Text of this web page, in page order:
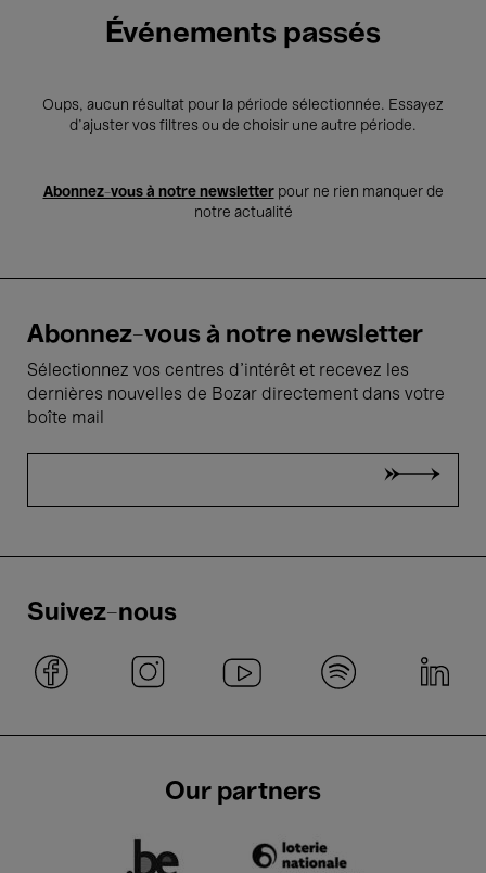
Événements passés
Oups, aucun résultat pour la période sélectionnée. Essayez
d’ajuster vos filtres ou de choisir une autre période.
Abonnez-vous à notre newsletterpour ne rien manquer de
notre actualité
Abonnez-vous à notre newsletter
Sélectionnez vos centres d'intérêt et recevez les
dernières nouvelles de Bozar directement dans votre
boîte mail
Suivez-nous
Our partners